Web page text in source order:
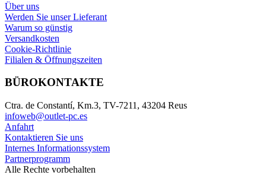
Über uns
Werden Sie unser Lieferant
Warum so günstig
Versandkosten
Cookie-Richtlinie
Filialen & Öffnungszeiten
BÜROKONTAKTE
Ctra. de Constantí, Km.3, TV-7211, 43204 Reus
infoweb@outlet-pc.es
Anfahrt
Kontaktieren Sie uns
Internes Informationssystem
Partnerprogramm
Alle Rechte vorbehalten